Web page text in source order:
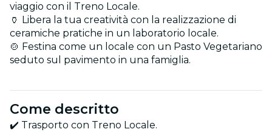
viaggio con il Treno Locale.
🏺 Libera la tua creatività con la realizzazione di
ceramiche pratiche in un laboratorio locale.
🍲 Festina come un locale con un Pasto Vegetariano
seduto sul pavimento in una famiglia.
Come descritto
✔️ Trasporto con Treno Locale.